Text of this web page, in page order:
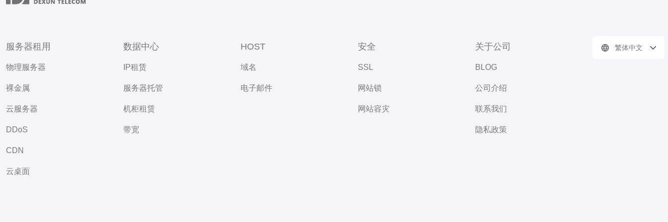
服务器租用
物理服务器
裸金属
云服务器
DDoS
CDN
云桌面
数据中心
IP租赁
服务器托管
机柜租赁
带宽
HOST
域名
电子邮件
安全
SSL
网站锁
网站容灾
关于公司
BLOG
公司介绍
联系我们
隐私政策
繁体中文